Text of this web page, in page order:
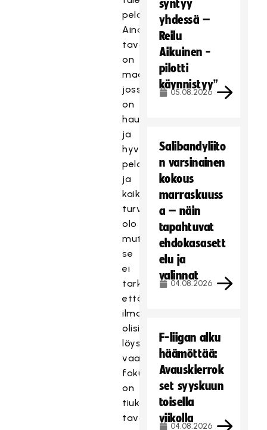
pelaamaan.
Ainakin
tavoitteena
on
maajoukkue,
jossa
on
hauska
ja
hyvä
pelata
ja
kaikilla
turvallinen
olo
mutta
se
ei
tarkoita,
että
ilmapiiri
olisi
löysä
vaan
fokus
on
tiukasti
tavoitteissa
syntyy
yhdessä –
Reilu
Aikuinen -
pilotti
käynnistyy”
05.08.2026
Salibandyliito
n varsinainen
kokous
marraskuuss
a – näin
tapahtuvat
ehdokasasett
elu ja
valinnat
04.08.2026
F-liigan alku
häämöttää:
Avauskierrok
set syyskuun
toisella
viikolla
04.08.2026